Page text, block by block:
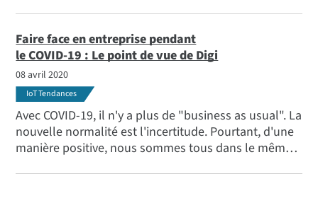
sortant finalement très bien.
Faire face en entreprise pendant
le COVID-19 : Le point de vue de Digi
08 avril 2020
IoT Tendances
Avec COVID-19, il n'y a plus de "business as usual". La
nouvelle normalité est l'incertitude. Pourtant, d'une
manière positive, nous sommes tous dans le même